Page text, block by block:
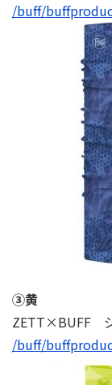
/buff/
③⻩
ZETT×BUFF
/buff/